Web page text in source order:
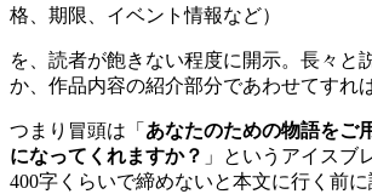
格、期限、イベント情報など）
を、読者が飽きない程度に開示。長々と
か、作品内容の紹介部分であわせてすれ
つまり冒頭は「 あなたのための物語をご
になってくれますか？ 」というアイスブ
400字くらいで締めないと本文に行く前